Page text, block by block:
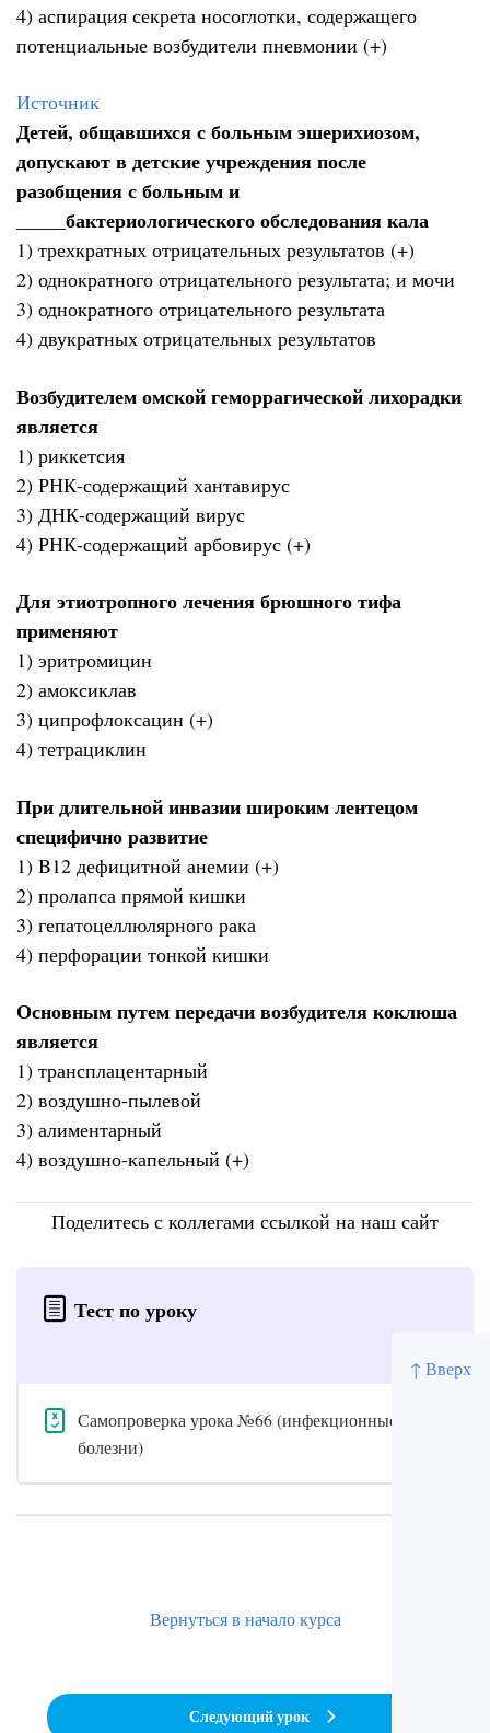
↑ Вверх
4) аспирация секрета носоглотки, содержащего
потенциальные возбудители пневмонии (+)
Источник
Детей, общавшихся с больным эшерихиозом,
допускают в детские учреждения после
разобщения с больным и
_____бактериологического обследования кала
1) трехкратных отрицательных результатов (+)
2) однократного отрицательного результата; и мочи
3) однократного отрицательного результата
4) двукратных отрицательных результатов
Возбудителем омской геморрагической лихорадки
является
1) риккетсия
2) РНК-содержащий хантавирус
3) ДНК-содержащий вирус
4) РНК-содержащий арбовирус (+)
Для этиотропного лечения брюшного тифа
применяют
1) эритромицин
2) амоксиклав
3) ципрофлоксацин (+)
4) тетрациклин
При длительной инвазии широким лентецом
специфично развитие
1) B12 дефицитной анемии (+)
2) пролапса прямой кишки
3) гепатоцеллюлярного рака
4) перфорации тонкой кишки
Основным путем передачи возбудителя коклюша
является
1) трансплацентарный
2) воздушно-пылевой
3) алиментарный
4) воздушно-капельный (+)
Поделитесь с коллегами ссылкой на наш сайт
Тест по уроку
Самопроверка урока №66 (инфекционные
болезни)
Вернуться в начало курса
Следующий урок